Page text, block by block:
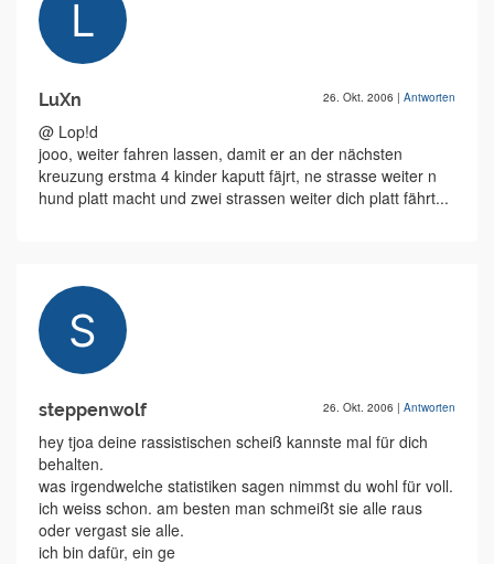
LuXn 26. Okt. 2006 | Antworten
@ Lop!d
jooo, weiter fahren lassen, damit er an der nächsten
kreuzung erstma 4 kinder kaputt fäjrt, ne strasse weiter n
hund platt macht und zwei strassen weiter dich platt fährt...
steppenwolf 26. Okt. 2006 | Antworten
hey tjoa deine rassistischen scheiß kannste mal für dich
behalten.
was irgendwelche statistiken sagen nimmst du wohl für voll.
ich weiss schon. am besten man schmeißt sie alle raus
oder vergast sie alle.
ich bin dafür, ein ge